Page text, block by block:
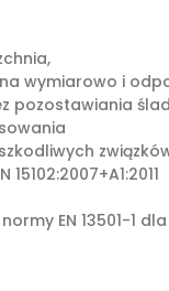
wymiarowo i
pozostawiania
EN 13501-1